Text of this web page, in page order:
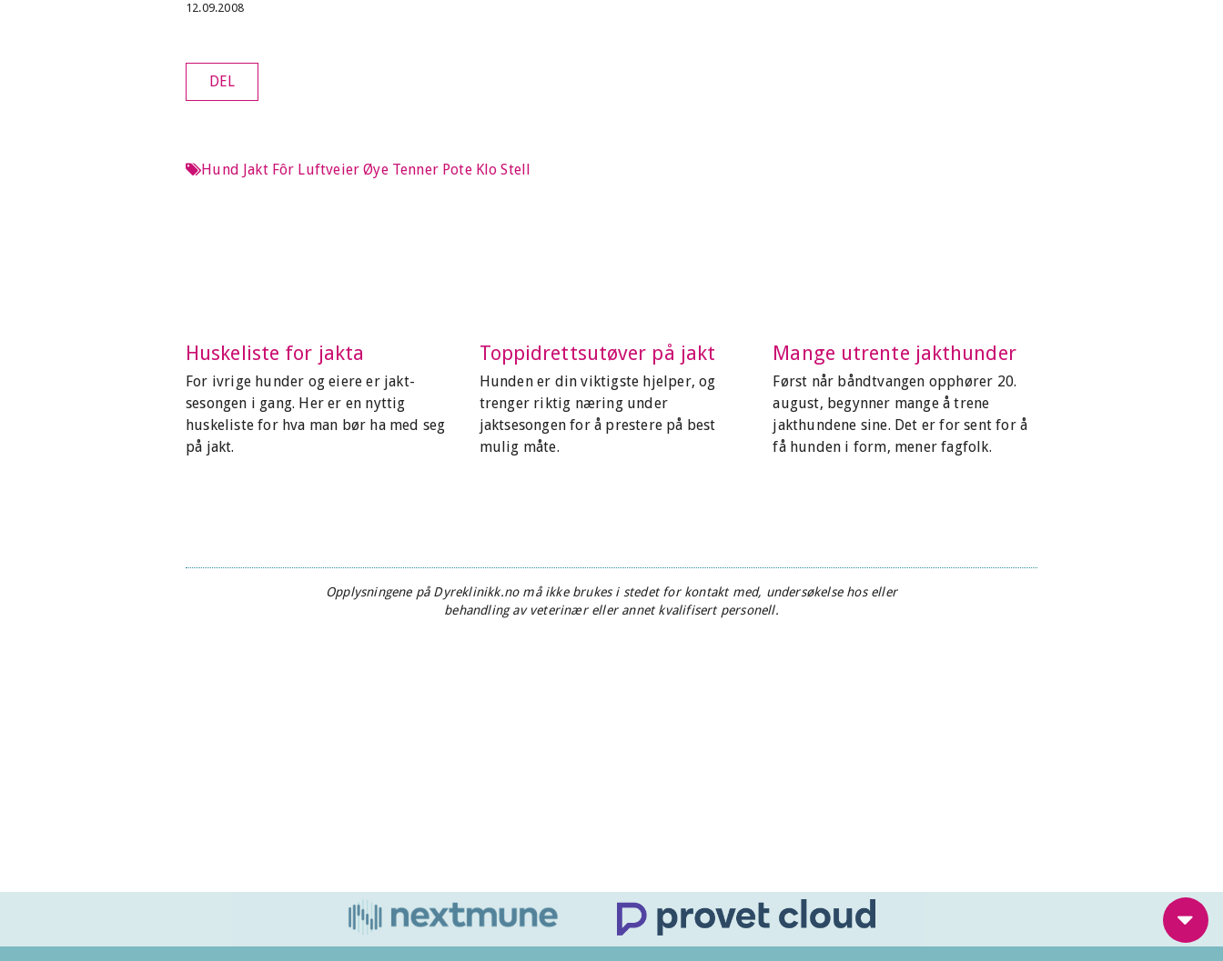
12.09.2008
DEL
Hund Jakt Fôr Luftveier Øye Tenner Pote Klo Stell
Huskeliste for jakta
For ivrige hunder og eiere er jakt-
sesongen i gang. Her er en nyttig
huskeliste for hva man bør ha med seg
på jakt.
Toppidrettsutøver på jakt
Hunden er din viktigste hjelper, og
trenger riktig næring under
jaktsesongen for å prestere på best
mulig måte.
Mange utrente jakthunder
Først når båndtvangen opphører 20.
august, begynner mange å trene
jakthundene sine. Det er for sent for å
få hunden i form, mener fagfolk.
Opplysningene på Dyreklinikk.no må ikke brukes i stedet for kontakt med, undersøkelse hos eller
behandling av veterinær eller annet kvalifisert personell.